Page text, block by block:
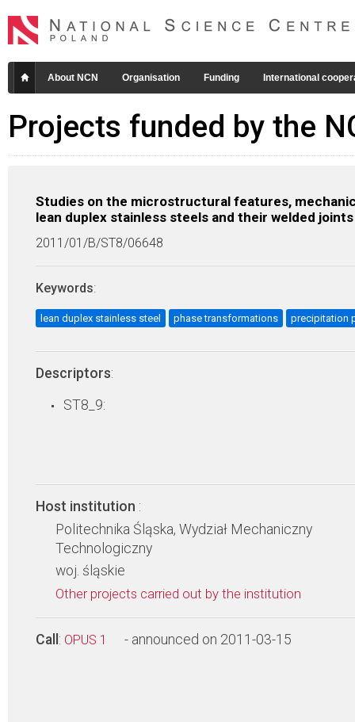
About NCN Organisation Funding International
Projects funded by the
Studies on the microstructural features,
lean duplex stainless steels and their welded
2011/01/B/ST8/06648
Keywords:
lean duplex stainless steel phase transformations precipitation
Descriptors:
ST8_9:
Host institution :
Politechnika Śląska, Wydział Mechaniczny
Technologiczny
woj. śląskie
Other projects carried out by the institution
Call : OPUS 1 - announced on 2011-03-15